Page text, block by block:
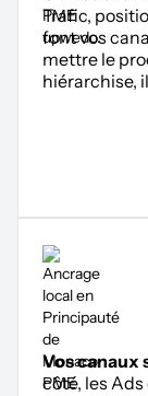
Trafic,
font vos
mettre le
hiérarchise,
Vos canaux
côté, les